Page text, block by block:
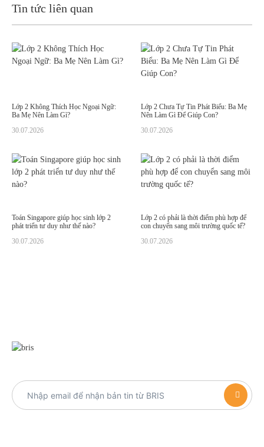
Tin tức liên quan
Lớp 2 Không Thích Học Ngoại Ngữ:
Ba Mẹ Nên Làm Gì?
30.07.2026
Lớp 2 Chưa Tự Tin Phát Biểu: Ba Mẹ
Nên Làm Gì Để Giúp Con?
30.07.2026
Toán Singapore giúp học sinh lớp 2
phát triển tư duy như thế nào?
30.07.2026
Lớp 2 có phải là thời điểm phù hợp để
con chuyển sang môi trường quốc tế?
30.07.2026